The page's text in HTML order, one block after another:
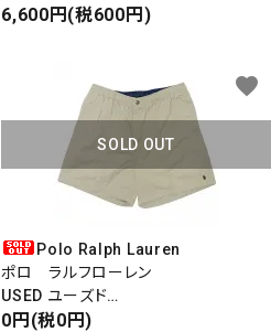
ライナー付き
6,600円(税600円)
SOLD OUT
Polo Ralph Lauren
ポロ ラルフローレン
USED ユーズド
COTTON EAZY SHORTS
0円(税0円)
favorite